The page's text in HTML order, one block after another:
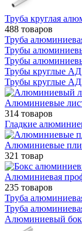
Труба круглая
488 товаров
Труба
Трубы
Трубы
Трубы круглые
Трубы круглые
Алюминиевые
314 товаров
Гладкие
Алюминиевые
321 товар
Алюминиевая
235 товаров
Труба
Труба
Алюминиевый